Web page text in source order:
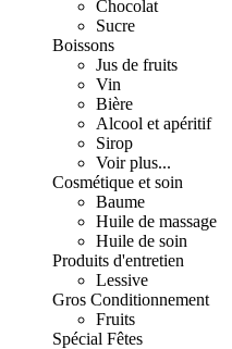
Chocolat
Sucre
Boissons
Jus de fruits
Vin
Bière
Alcool et apéritif
Sirop
Voir plus...
Cosmétique et soin
Baume
Huile de massage
Huile de soin
Produits d'entretien
Lessive
Gros Conditionnement
Fruits
Spécial Fêtes